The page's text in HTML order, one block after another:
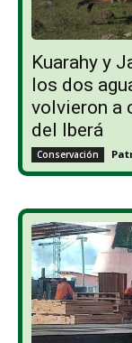
Kuarahy y
los dos
volvieron a
del Iberá
Conservación